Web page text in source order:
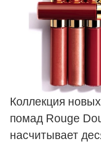
Коллекция
помад Rouge
насчитывает